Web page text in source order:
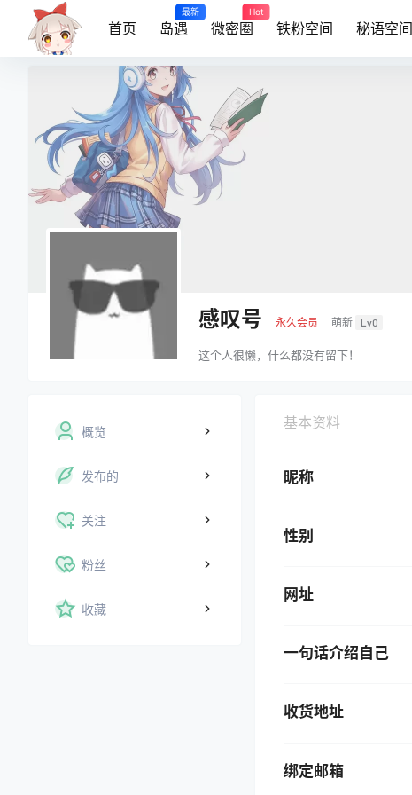
首页 岛遇
最新
微密圈
Hot
铁粉空间 秘语空间
感叹号 永久会员 萌新 Lv0
这个人很懒，什么都没有留下！
概览
发布的
关注
粉丝
收藏
基本资料
昵称
性别
网址
一句话介绍自己
收货地址
绑定邮箱